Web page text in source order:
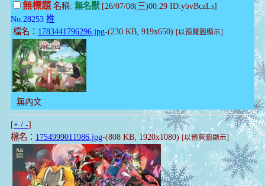
無標題名稱: 無名獸[26/07/08(三)00:29 ID:ybvBczLs]
No.28253 推
檔名： 1783441796296.jpg-(230 KB, 919x650) [以預覽圖顯示]
無內文
[+ / -]
檔名： 1754999011986.jpg-(808 KB, 1920x1080) [以預覽圖顯示]